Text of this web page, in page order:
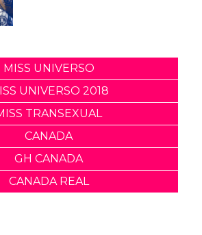
MISS UNIVERSO
UNIVERSO 2018
TRANSEXUAL
CANADA
GH CANADA
CANADA REAL